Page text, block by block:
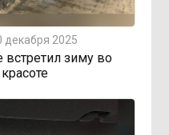
декабря 2025
зиму во